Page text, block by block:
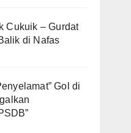
Cukuik – Gurdat
di Nafas
Gol di